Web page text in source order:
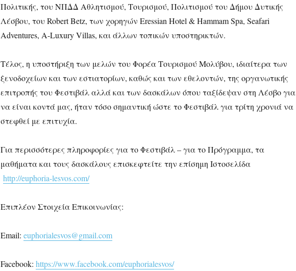
Πολιτικής, του ΝΠΔΔ Αθλητισμού, Τουρισμού, Πολιτισμού του Δήμου Δυτικής
Λέσβου, του Robert Βetz, των χορηγών Eressian Hotel & Hammam Spa, Seafari
Adventures, A-Luxury Villas, και άλλων τοπικών υποστηρικτών.
Τέλος, η υποστήριξη των μελών του Φορέα Τουρισμού Μολύβου, ιδιαίτερα των
ξενοδοχείων και των εστιατορίων, καθώς και των εθελοντών, της οργανωτικής
επιτροπής του Φεστιβάλ αλλά και των δασκάλων όπου ταξίδεψαν στη Λέσβο για
να είναι κοντά μας, ήταν τόσο σημαντική ώστε το Φεστιβάλ για τρίτη χρονιά να
στεφθεί με επιτυχία.
Για περισσότερες πληροφορίες για το Φεστιβάλ – για το Πρόγραμμα, τα
μαθήματα και τους δασκάλους επισκεφτείτε την επίσημη Ιστοσελίδα
http://euphoria-lesvos.com/
Επιπλέον Στοιχεία Επικοινωνίας:
Email: euphorialesvos@gmail.com
Facebook: https://www.facebook.com/euphorialesvos/